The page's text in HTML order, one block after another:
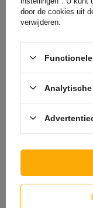
Beoordelingen
Laat uw
door de cookies uit
verwijderen.